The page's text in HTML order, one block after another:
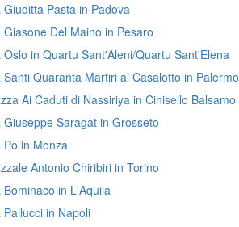
Giuditta Pasta in Padova
Giasone Del Maino in Pesaro
Oslo in Quartu Sant'Aleni/Quartu Sant'Elena
Santi Quaranta Martiri al Casalotto in Palermo
Ai Caduti di Nassiriya in Cinisello Balsamo
Giuseppe Saragat in Grosseto
Po in Monza
Antonio Chiribiri in Torino
Bominaco in L'Aquila
Pallucci in Napoli